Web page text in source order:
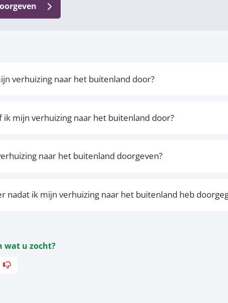
verhuizing naar het buitenland door?
ik mijn verhuizing naar het buitenland door?
naar het buitenland doorgeven?
nadat ik mijn verhuizing naar het buitenland heb
wat u zocht?